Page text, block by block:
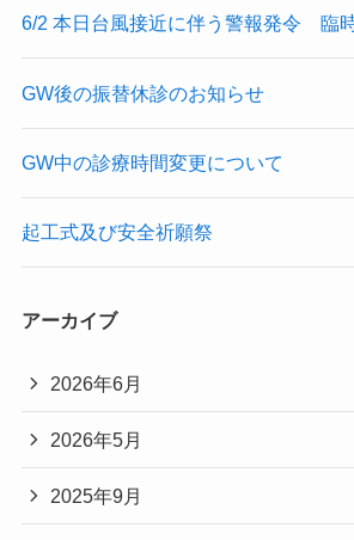
6/2 本日台風接近に伴う警報発令 臨
GW後の振替休診のお知らせ
GW中の診療時間変更について
起工式及び安全祈願祭
アーカイブ
2026年6月
2026年5月
2025年9月